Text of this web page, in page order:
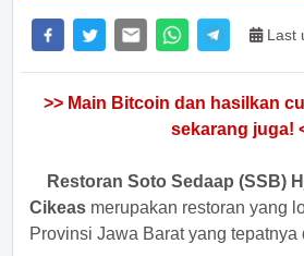
Last
Restoran Soto Sedaap (SSB)
Cikeas merupakan restoran yang
Provinsi Jawa Barat yang tepatnya